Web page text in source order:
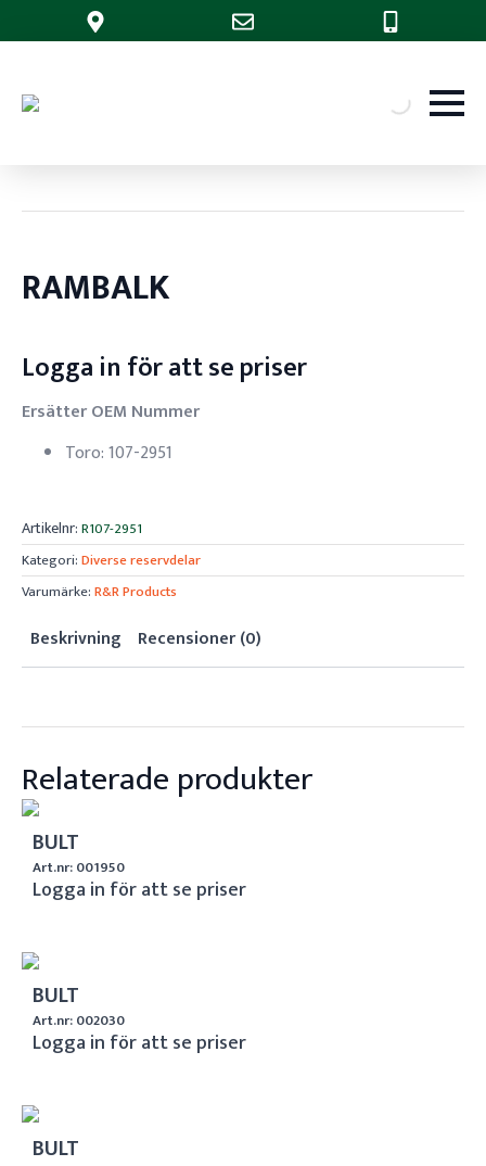
RAMBALK
Logga in för att se priser
Ersätter OEM Nummer
Toro: 107-2951
Artikelnr:R107-2951
Kategori:Diverse reservdelar
Varumärke:R&R Products
Beskrivning Recensioner (0)
Relaterade produkter
BULT
Art.nr: 001950
Logga in för att se priser
BULT
Art.nr: 002030
Logga in för att se priser
BULT